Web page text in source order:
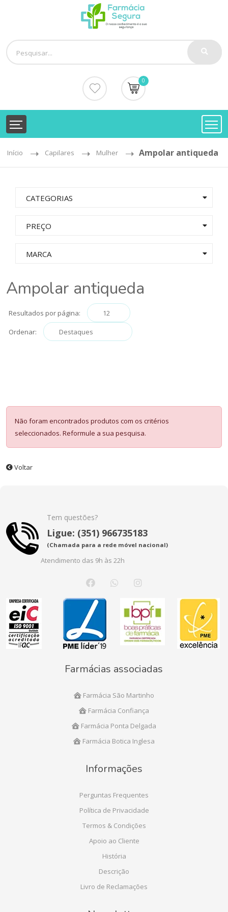
0
Início Capilares Mulher Ampolar antiqueda
CATEGORIAS
PREÇO
MARCA
Ampolar antiqueda
Resultados por página:
Ordenar:
Não foram encontrados produtos com os critérios
seleccionados. Reformule a sua pesquisa.
Voltar
Tem questões?
Ligue: (351) 966735183
(Chamada para a rede móvel nacional)
Atendimento das 9h às 22h
Farmácias associadas
Farmácia São Martinho
Farmácia Confiança
Farmácia Ponta Delgada
Farmácia Botica Inglesa
Informações
Perguntas Frequentes
Política de Privacidade
Termos & Condições
Apoio ao Cliente
História
Descrição
Livro de Reclamações